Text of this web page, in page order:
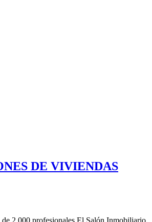
DE VIVIENDAS
2.000 profesionales El Salón Inmobiliario